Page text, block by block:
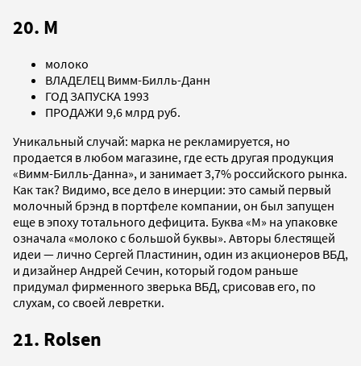
20. М
молоко
ВЛАДЕЛЕЦ Вимм-Билль-Данн
ГОД ЗАПУСКА 1993
ПРОДАЖИ 9,6 млрд руб.
Уникальный случай: марка не рекламируется, но
продается в любом магазине, где есть другая продукция
«Вимм-Билль-Данна», и занимает 3,7% российского рынка.
Как так? Видимо, все дело в инерции: это самый первый
молочный брэнд в портфеле компании, он был запущен
еще в эпоху тотального дефицита. Буква «М» на упаковке
означала «молоко с большой буквы». Авторы блестящей
идеи — лично Сергей Пластинин, один из акционеров ВБД,
и дизайнер Андрей Сечин, который годом раньше
придумал фирменного зверька ВБД, срисовав его, по
слухам, со своей левретки.
21. Rolsen